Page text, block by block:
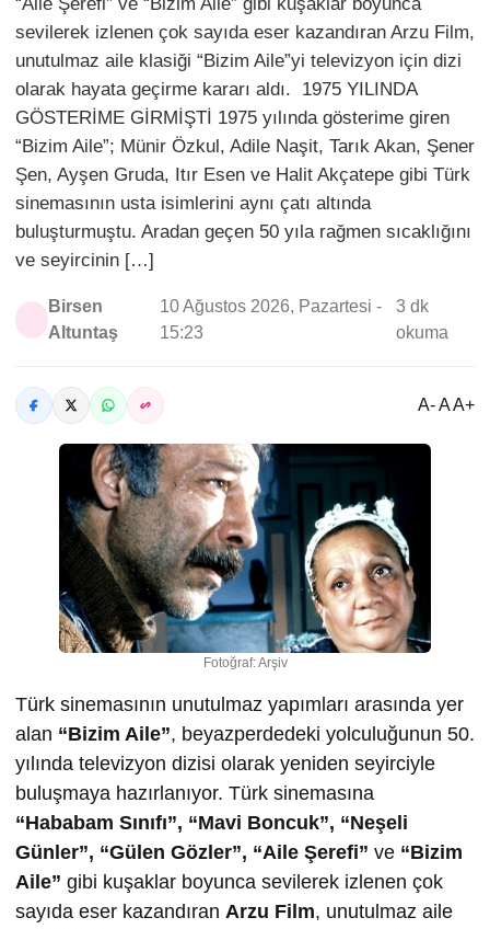
sevilerek izlenen çok sayıda eser kazandıran Arzu Film,
unutulmaz aile klasiği “Bizim Aile”yi televizyon için dizi
olarak hayata geçirme kararı aldı. 1975 YILINDA
GÖSTERİME GİRMİŞTİ 1975 yılında gösterime giren
“Bizim Aile”; Münir Özkul, Adile Naşit, Tarık Akan, Şener
Şen, Ayşen Gruda, Itır Esen ve Halit Akçatepe gibi Türk
sinemasının usta isimlerini aynı çatı altında
buluşturmuştu. Aradan geçen 50 yıla rağmen sıcaklığını
ve seyircinin […]
Birsen
Altuntaş
10 Ağustos 2026, Pazartesi -
15:23
3 dk
okuma
A- A A+
Fotoğraf: Arşiv
Türk sinemasının unutulmaz yapımları arasında yer
alan “Bizim Aile”, beyazperdedeki yolculuğunun 50.
yılında televizyon dizisi olarak yeniden seyirciyle
buluşmaya hazırlanıyor. Türk sinemasına
“Hababam Sınıfı”, “Mavi Boncuk”, “Neşeli
Günler”, “Gülen Gözler”, “Aile Şerefi” ve “Bizim
Aile” gibi kuşaklar boyunca sevilerek izlenen çok
sayıda eser kazandıran Arzu Film, unutulmaz aile